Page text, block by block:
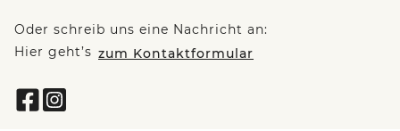
Oder schreib uns eine Nachricht an:
Hier geht’s zum Kontaktformular